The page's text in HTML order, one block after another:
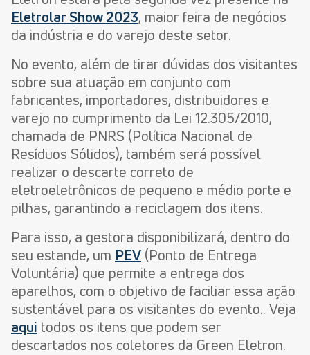
Eletrolar Show 2023, maior feira de negócios
da indústria e do varejo deste setor.
No evento, além de tirar dúvidas dos visitantes
sobre sua atuação em conjunto com
fabricantes, importadores, distribuidores e
varejo no cumprimento da Lei 12.305/2010,
chamada de PNRS (Política Nacional de
Resíduos Sólidos), também será possível
realizar o descarte correto de
eletroeletrônicos de pequeno e médio porte e
pilhas, garantindo a reciclagem dos itens.
Para isso, a gestora disponibilizará, dentro do
seu estande, um PEV (Ponto de Entrega
Voluntária) que permite a entrega dos
aparelhos, com o objetivo de faciliar essa ação
sustentável para os visitantes do evento.. Veja
aqui todos os itens que podem ser
descartados nos coletores da Green Eletron.